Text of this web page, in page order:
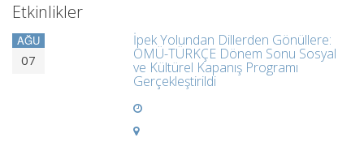
Etkinlikler
AĞU
07
İpek Yolundan Dillerden Gönüllere:
OMÜ-TÜRKÇE Dönem Sonu Sosyal
ve Kültürel Kapanış Programı
Gerçekleştirildi